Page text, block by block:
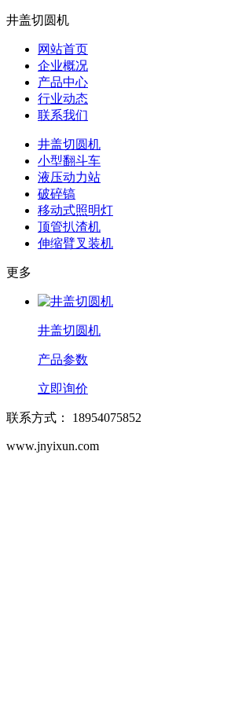
井盖切圆机
网站首页
企业概况
产品中心
行业动态
联系我们
井盖切圆机
小型翻斗车
液压动力站
破碎镐
移动式照明灯
顶管扒渣机
伸缩臂叉装机
更多
井盖切圆机
产品参数
立即询价
联系方式： 18954075852
www.jnyixun.com